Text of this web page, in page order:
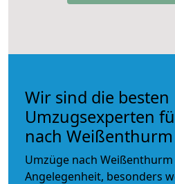
Wir sind die besten
Umzugsexperten
nach Weißenthurm
Umzüge nach
Angelegenheit, besonders